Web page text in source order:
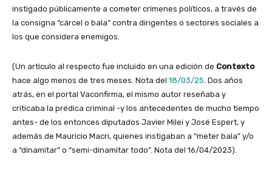
instigado públicamente a cometer crímenes políticos, a través de
la consigna “cárcel o bala” contra dirigentes o sectores sociales a
los que considera enemigos.
(Un artículo al respecto fue incluido en una edición de Contexto
hace algo menos de tres meses. Nota del 18/03/25 . Dos años
atrás, en el portal Vaconfirma, el mismo autor reseñaba y
criticaba la prédica criminal -y los antecedentes de mucho tiempo
antes- de los entonces diputados Javier Milei y José Espert, y
además de Mauricio Macri, quienes instigaban a “meter bala” y/o
a “dinamitar” o “semi-dinamitar todo”. Nota del 16/04/2023).